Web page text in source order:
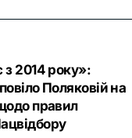
з 2014 року»:
Поляковій на
правил